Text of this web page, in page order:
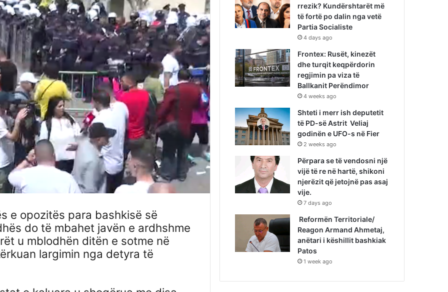
e opozitës para bashkisë së
do të mbahet javën e ardhshme
u mblodhën ditën e sotme në
largimin nga detyra të
rrezik? Kundërshtarët më
të fortë po dalin nga vetë
Partia Socialiste
4 days ago
Frontex: Rusët, kinezët
dhe turqit keqpërdorin
regjimin pa viza të
Ballkanit Perëndimor
4 weeks ago
Shteti i merr ish deputetit
të PD-së Astrit Veliaj
godinën e UFO-s në Fier
2 weeks ago
Përpara se të vendosni një
vijë të re në hartë, shikoni
njerëzit që jetojnë pas asaj
vije.
7 days ago
Reformën Territoriale/
Reagon Armand Ahmetaj,
anëtari i këshillit bashkiak
Patos
1 week ago